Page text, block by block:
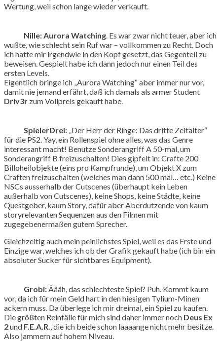
Wertung, weil schon lange wieder verkauft.
Nille: Aurora Watching . Es war zwar nicht teuer, aber ich
wußte, wie schlecht sein Ruf war – vollkommen zu Recht. Doch
ich hatte mir irgendwie in den Kopf gesetzt, das Gegenteil zu
beweisen. Gespielt habe ich dann jedoch nur einen Teil des
ersten Levels.
Eigentlich bringe ich „Aurora Watching“ aber immer nur vor,
damit nie jemand erfährt, daß ich damals als armer Student
Driv3r zum Vollpreis gekauft habe.
SpielerDrei: „Der Herr der Ringe: Das dritte Zeitalter“
für die PS2. Yay, ein Rollenspiel ohne alles, was das Genre
interessant macht! Benutze Sonderangriff A 50-mal, um
Sonderangriff B freizuschalten! Dies gipfelt in: Crafte 200
Billoheilobjekte (eins pro Kampfrunde), um Objekt X zum
Craften freizuschalten (welches man dann 500 mal… etc.) Keine
NSCs ausserhalb der Cutscenes (überhaupt kein Leben
außerhalb von Cutscenes), keine Shops, keine Städte, keine
Questgeber, kaum Story, dafür aber Aberdutzende von kaum
storyrelevanten Sequenzen aus den Filmen mit
zugegebenermaßen gutem Sprecher.
Gleichzeitig auch mein peinlichstes Spiel, weil es das Erste und
Einzige war, welches ich ob der Grafik gekauft habe (ich bin ein
absoluter Sucker für sichtbares Equipment).
Grobi: Äääh, das schlechteste Spiel? Puh. Kommt kaum
vor, da ich für mein Geld hart in den hiesigen Tylium-Minen
ackern muss. Da überlege ich mir dreimal, ein Spiel zu kaufen.
Die größten Reinfälle für mich sind daher immer noch Deus Ex
2und F.E.A.R. , die ich beide schon laaaange nicht mehr besitze.
Also jammern auf hohem Niveau.